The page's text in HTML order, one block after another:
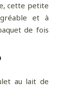
cette petite
et à
de fois
au lait de